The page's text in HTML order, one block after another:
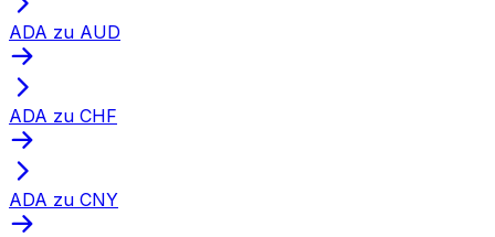
ADA zu AUD
ADA zu CHF
ADA zu CNY